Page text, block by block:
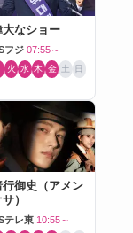
大なショー
フジ 07:55～
火 水 木 金 土 日
行御史（アメン
）
テレ東 10:55～